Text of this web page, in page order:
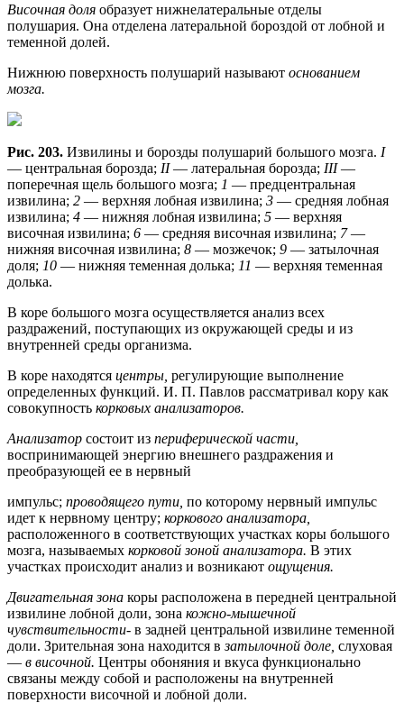
Височная доля образует нижнелатеральные отделы
полушария. Она отделена латеральной бороздой от лобной и
теменной долей.
Нижнюю поверхность полушарий называют основанием
мозга.
Рис. 203. Извилины и борозды полушарий большого мозга. I
— центральная борозда; II— латеральная борозда; III—
поперечная щель большого мозга; 1 — предцентральная
извилина; 2 — верхняя лобная извилина; 3 — средняя лобная
извилина; 4 — нижняя лобная извилина; 5 — верхняя
височная извилина; 6 — средняя височная извилина; 7—
нижняя височная извилина; 8 — мозжечок; 9 — затылочная
доля; 10 — нижняя теменная долька; 11 — верхняя теменная
долька.
В коре большого мозга осуществляется анализ всех
раздражений, поступающих из окружающей среды и из
внутренней среды организма.
В коре находятся центры, регулирующие выполнение
определенных функций. И. П. Павлов рассматривал кору как
совокупность корковых анализаторов.
Анализатор состоит из периферической части,
воспринимающей энергию внешнего раздражения и
преобразующей ее в нервный
импульс; проводящего пути, по которому нервный импульс
идет к нервному центру; коркового анализатора,
расположенного в соответствующих участках коры большого
мозга, называемых корковой зоной анализатора. В этих
участках происходит анализ и возникают ощущения.
Двигательная зона коры расположена в передней центральной
извилине лобной доли, зона кожно-мышечной
чувствительности- в задней центральной извилине теменной
доли. Зрительная зона находится взатылочной доле, слуховая
— в височной. Центры обоняния и вкуса функционально
связаны между собой и расположены на внутренней
поверхности височной и лобной доли.